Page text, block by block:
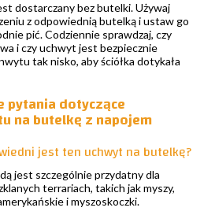
dostarczany bez butelki. Używaj
z odpowiednią butelką i ustaw go
pić. Codziennie sprawdzaj, czy
i czy uchwyt jest bezpiecznie
tak nisko, aby ściółka dotykała
pytania dotyczące
na butelkę z napojem
jest ten uchwyt na butelkę?
jest szczególnie przydatny dla
terrariach, takich jak myszy,
i myszoskoczki.